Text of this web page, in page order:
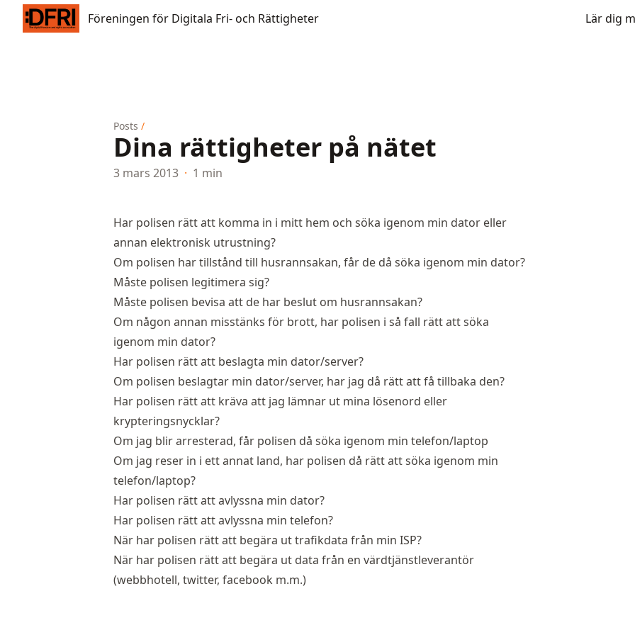
Föreningen för Digitala Fri- och Rättigheter
Föreningen för Digitala Fri- och Rättigheter Lär dig
Posts /
Dina rättigheter på nätet
3 mars 2013 · 1 min
Har polisen rätt att komma in i mitt hem och söka igenom min dator eller
annan elektronisk utrustning?
Om polisen har tillstånd till husrannsakan, får de då söka igenom min dator?
Måste polisen legitimera sig?
Måste polisen bevisa att de har beslut om husrannsakan?
Om någon annan misstänks för brott, har polisen i så fall rätt att söka
igenom min dator?
Har polisen rätt att beslagta min dator/server?
Om polisen beslagtar min dator/server, har jag då rätt att få tillbaka den?
Har polisen rätt att kräva att jag lämnar ut mina lösenord eller
krypteringsnycklar?
Om jag blir arresterad, får polisen då söka igenom min telefon/laptop
Om jag reser in i ett annat land, har polisen då rätt att söka igenom min
telefon/laptop?
Har polisen rätt att avlyssna min dator?
Har polisen rätt att avlyssna min telefon?
När har polisen rätt att begära ut trafikdata från min ISP?
När har polisen rätt att begära ut data från en värdtjänstleverantör
(webbhotell, twitter, facebook m.m.)